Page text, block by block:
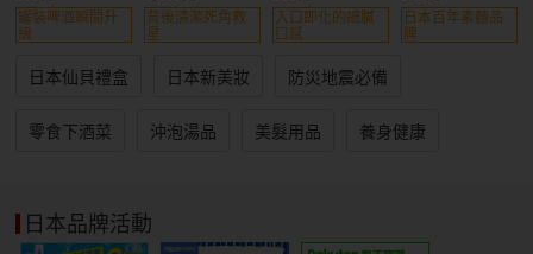
罐裝啤酒瞬間升
級
背後清潔死角救
星
入口即化的細膩
口感
日本百年素麵品
牌
日本仙貝禮盒 日本新美妝 防災地震必備
零食下酒菜 沖泡湯品 美髮用品 養身健康
日本品牌活動